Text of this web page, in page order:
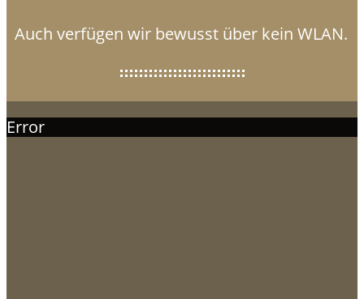
Auch verfügen wir bewusst über kein WLAN.
Error